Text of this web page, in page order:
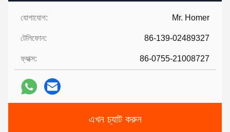
যোগাযোগ: Mr. Homer
টেলিফোন: 86-139-02489327
ফ্যাক্স: 86-0755-21008727
এখন চ্যাট করুন